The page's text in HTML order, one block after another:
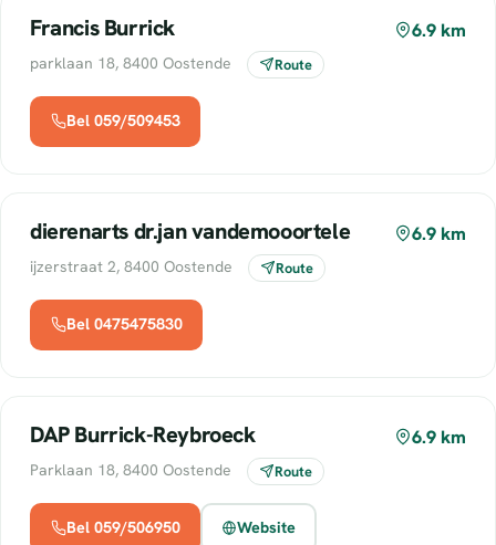
Francis Burrick 6.9 km
parklaan 18, 8400 Oostende Route
Bel 059/509453
dierenarts dr.jan vandemooortele 6.9 km
ijzerstraat 2, 8400 Oostende Route
Bel 0475475830
DAP Burrick-Reybroeck 6.9 km
Parklaan 18, 8400 Oostende Route
Bel 059/506950 Website